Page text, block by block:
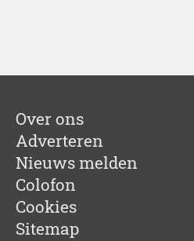
Over ons
Adverteren
Nieuws melden
Colofon
Cookies
Sitemap